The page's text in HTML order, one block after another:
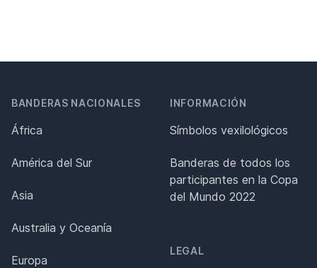
BANDERAS NACIONALES
África
América del Sur
Asia
Australia y Oceanía
Europa
INFORMACIÓN
Símbolos vexilológicos
Banderas de todos los
participantes en la Copa
del Mundo 2022
LEGAL